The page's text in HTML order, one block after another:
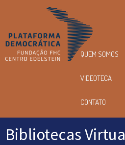
Menu
principal
QUEM SOMOS
VIDEOTECA
CONTATO
Bibliotecas